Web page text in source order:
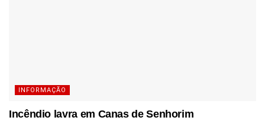
INFORMAÇÃO
Incêndio lavra em Canas de Senhorim